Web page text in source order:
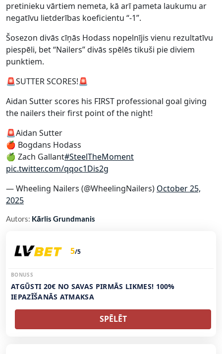
pretinieku vārtiem nemeta, kā arī pameta laukumu ar
negatīvu lietderības koeficientu “-1”.
Šosezon divās cīņās Hodass nopelnījis vienu rezultatīvu
piespēli, bet “Nailers” divās spēlēs tikuši pie diviem
punktiem.
🚨SUTTER SCORES!🚨
Aidan Sutter scores his FIRST professional goal giving
the nailers their first point of the night!
🚨Aidan Sutter
🍎 Bogdans Hodass
🍏 Zach Gallant#SteelTheMoment
pic.twitter.com/qqoc1Dis2g
— Wheeling Nailers (@WheelingNailers) October 25,
2025
Autors: Kārlis Grundmanis
5/5
BONUSS
ATGŪSTI 20€ NO SAVAS PIRMĀS LIKMES! 100%
IEPAZĪŠANĀS ATMAKSA
SPĒLĒT